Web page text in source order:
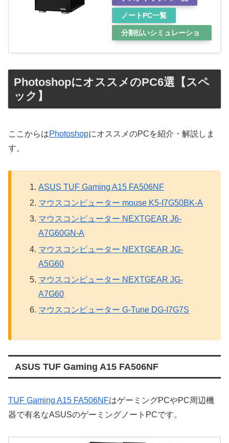
ノートPC一覧
分割払いシミュレーショ
PhotoshopにオススメのPC6選【スペ
ック】
ここからはPhotoshopにオススメのPCを紹介・解説しま
す。
ASUS TUF Gaming A15 FA506NF
マウスコンピューター mouse K5-I7G50BK-A
マウスコンピューター NEXTGEAR J6-
A7G60GN-A
マウスコンピューター NEXTGEAR JG-
A5G60
マウスコンピューター NEXTGEAR JG-
A7G60
マウスコンピューター G-Tune DG-I7G7S
ASUS TUF Gaming A15 FA506NF
TUF Gaming A15 FA506NFはゲーミングPCやPC周辺機
器で有名なASUSのゲーミングノートPCです。